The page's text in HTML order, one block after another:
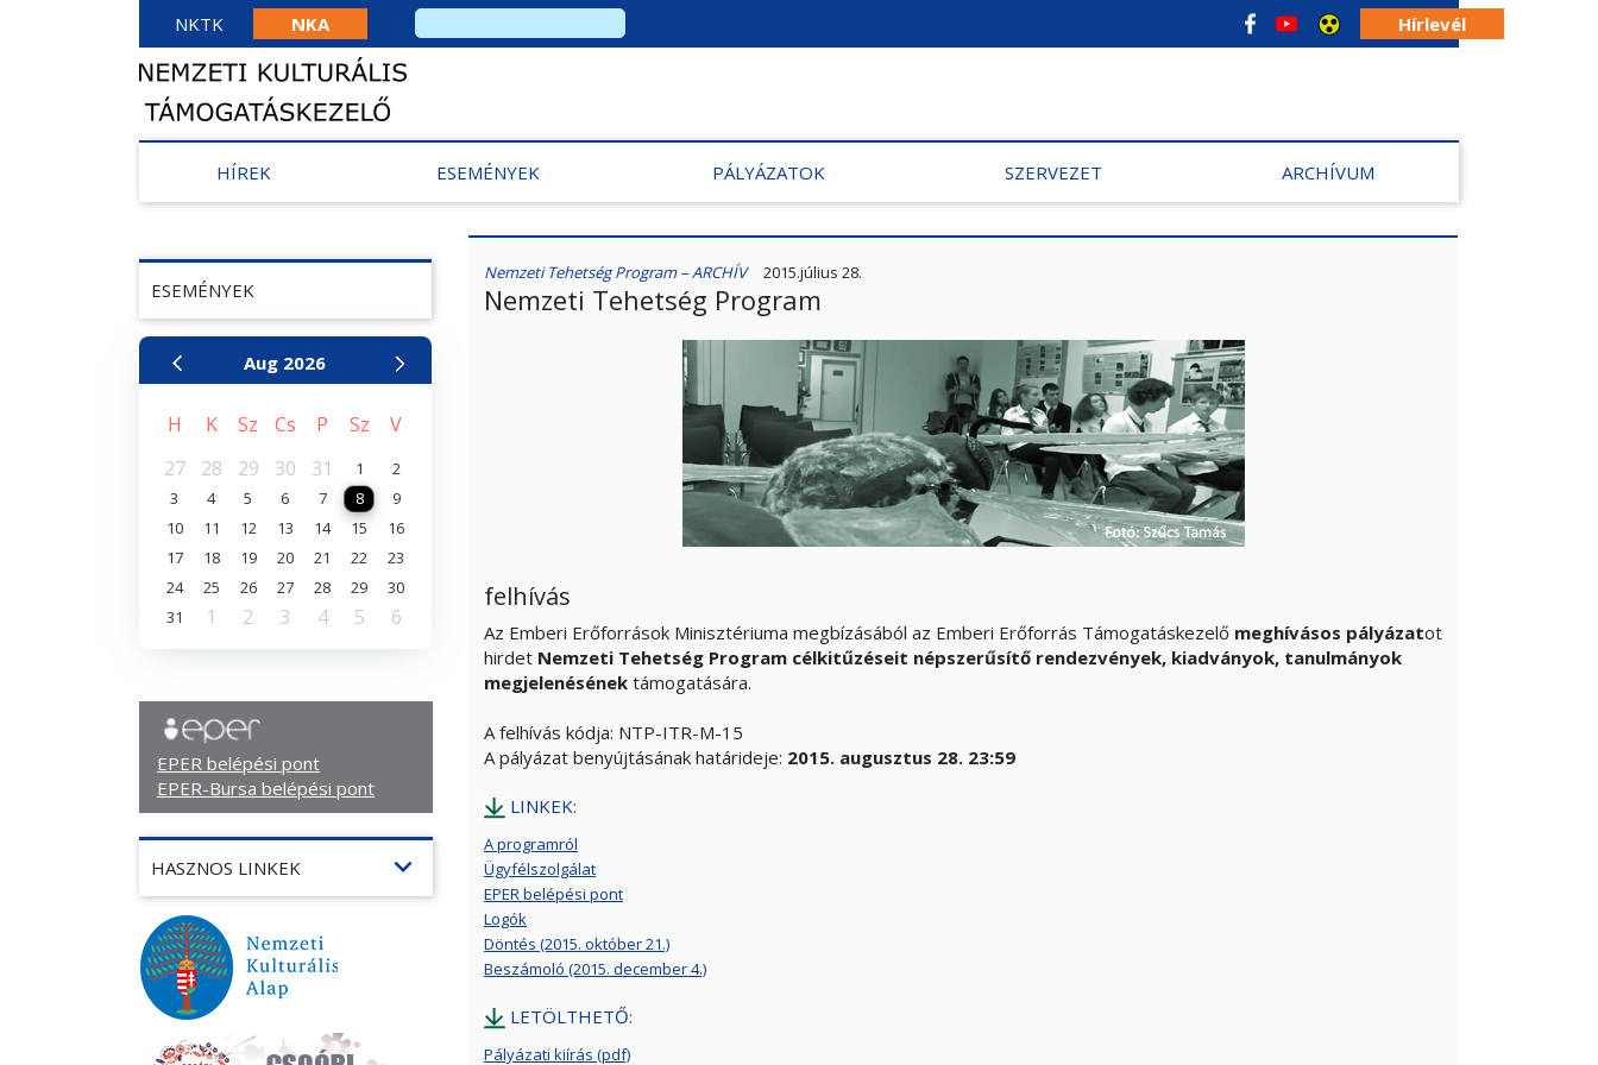
NKTK NKA Hírlevél
HÍREK ESEMÉNYEK PÁLYÁZATOK SZERVEZET ARCHÍVUM
ESEMÉNYEK
Aug 2026
H K Sz Cs P Sz
V
27
28 29 30 31 1
2
3
4 5 6 7 8
9
10
11 12 13 14 15
16
17
18 19 20 21 22
23
24
25 26 27 28 29
30
31
1 2 3 4 5 6
EPER belépési pont
EPER-Bursa belépési pont
HASZNOS LINKEK expand_more
Nemzeti Tehetség Program – ARCHÍV 2015.július 28.
Nemzeti Tehetség Program
felhívás
Az Emberi Erőforrások Minisztériuma megbízásából az Emberi Erőforrás Támogatáskezelő meghívásos pályázatot
hirdet Nemzeti Tehetség Program célkitűzéseit népszerűsítő rendezvények, kiadványok, tanulmányok
megjelenésének támogatására.
A felhívás kódja: NTP-ITR-M-15
A pályázat benyújtásának határideje: 2015. augusztus 28. 23:59
LINKEK:
A programról
Ügyfélszolgálat
EPER belépési pont
Logók
Döntés (2015. október 21.)
Beszámoló (2015. december 4.)
LETÖLTHETŐ:
Pályázati kiírás (pdf)